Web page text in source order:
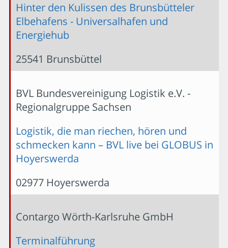
Hinter den Kulissen des Brunsbütteler
Elbehafens - Universalhafen und
Energiehub
25541 Brunsbüttel
BVL Bundesvereinigung Logistik e.V. -
Regionalgruppe Sachsen
Logistik, die man riechen, hören und
schmecken kann – BVL live bei GLOBUS in
Hoyerswerda
02977 Hoyerswerda
Contargo Wörth-Karlsruhe GmbH
Terminalführung